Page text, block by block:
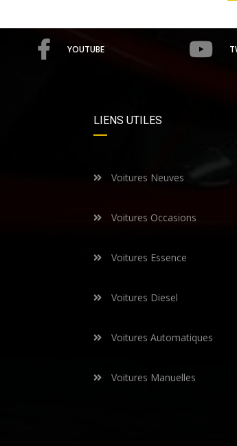
YOUTUBE
LIENS UTILES
Voitures Neuves
Voitures Occasions
Voitures Essence
Voitures Diesel
Voitures Automatiques
Voitures Manuelles